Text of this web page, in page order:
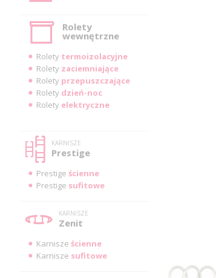
Rolety
wewnętrzne
Rolety termoizolacyjne
Rolety zaciemniające
Rolety przepuszczające
Rolety dzień-noc
Rolety elektryczne
KARNISZE
Prestige
Prestige ścienne
Prestige sufitowe
KARNISZE
Zenit
Karnisze ścienne
Karnisze sufitowe